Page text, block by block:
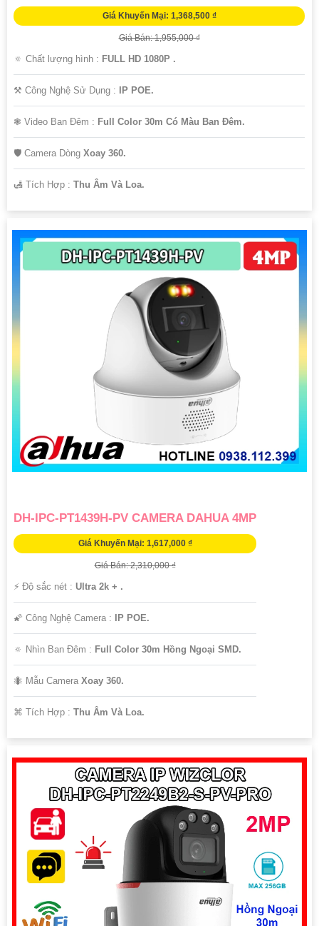
Giá Khuyến Mại: 1,368,500 ₫
Giá Bán: 1,955,000 ₫
🔅 Chất lượng hình : FULL HD 1080P .
⚒ Công Nghệ Sử Dụng : IP POE.
❃ Video Ban Đêm : Full Color 30m Có Màu Ban Ðêm.
🛡 Camera Dòng Xoay 360.
️🛃 Tích Hợp : Thu Âm Và Loa.
DH-IPC-PT1439H-PV CAMERA DAHUA 4MP
Giá Khuyến Mại: 1,617,000 ₫
Giá Bán: 2,310,000 ₫
️⚡ Độ sắc nét : Ultra 2k + .
🌠 Công Nghệ Camera : IP POE.
🔅 Nhìn Ban Đêm : Full Color 30m Hồng Ngoại SMD.
🐜 Mẫu Camera Xoay 360.
️⌘ Tích Hợp : Thu Âm Và Loa.